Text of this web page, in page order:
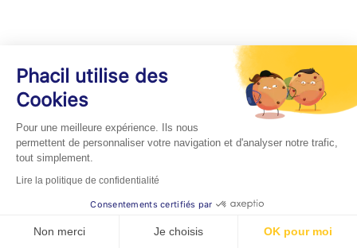
Phacil utilise des
Cookies
Pour une meilleure expérience. Ils nous
permettent de personnaliser votre navigation et d'analyser notre trafic,
tout simplement.
Lire la politique de confidentialité
Consentements certifiés par
Non merci Je choisis OK pour moi